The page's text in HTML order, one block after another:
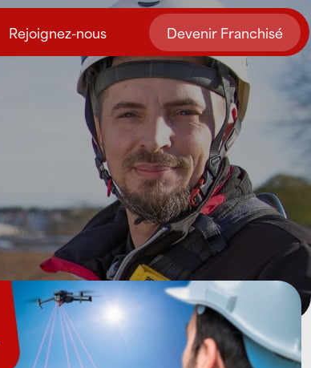
Rejoignez-nous Devenir Franchisé